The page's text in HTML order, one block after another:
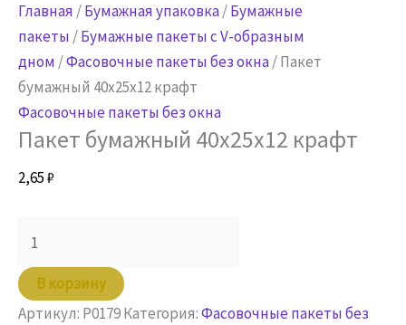
Главная /Бумажная упаковка/Бумажные
пакеты /Бумажные пакеты с V-образным
дном /Фасовочные пакеты без окна/ Пакет
бумажный 40х25х12 крафт
Фасовочные пакеты без окна
Пакет бумажный 40х25х12 крафт
2,65₽
товара
Пакет
бумажный
В корзину
Артикул: P0179Категория:Фасовочные пакеты без